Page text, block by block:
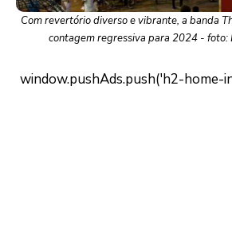
Com revertório diverso e vibrante, a banda
contagem regressiva para 2024 - foto: